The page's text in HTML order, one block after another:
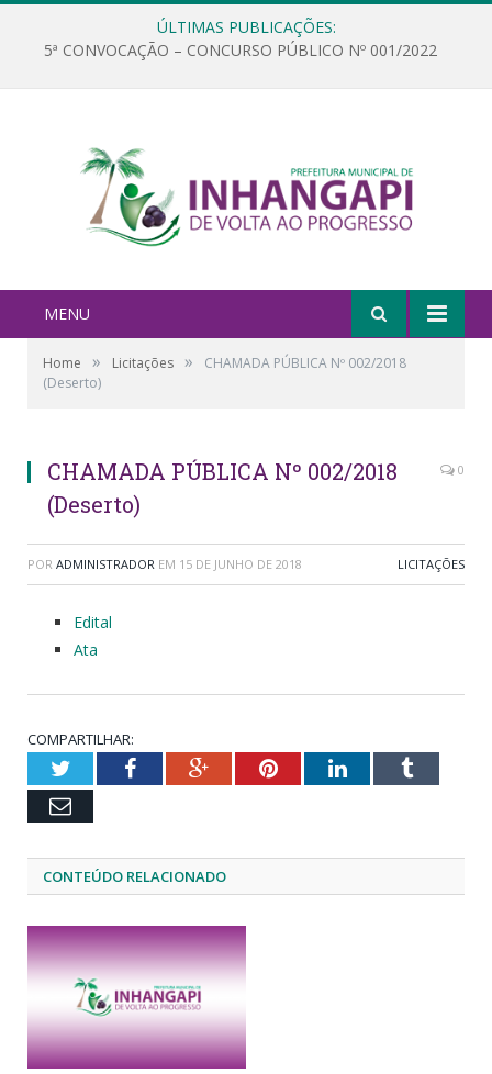
ÚLTIMAS PUBLICAÇÕES:
5ª CONVOCAÇÃO – CONCURSO PÚBLICO Nº 001/2022
MENU
Home » Licitações »
CHAMADA PÚBLICA Nº 002/2018
(Deserto)
CHAMADA PÚBLICA Nº 002/2018
(Deserto)
0
POR ADMINISTRADOR EM 15 DE JUNHO DE 2018 LICITAÇÕES
Edital
Ata
COMPARTILHAR:
TwitterFacebookGoogle+PinterestLinkedInTumblr
Email
CONTEÚDO RELACIONADO